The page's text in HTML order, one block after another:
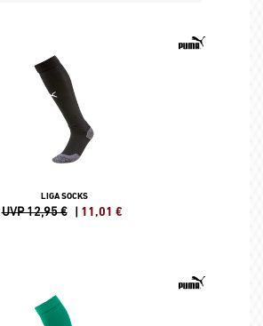
LIGA SOCKS
UVP 12,95 € | 11,01 €